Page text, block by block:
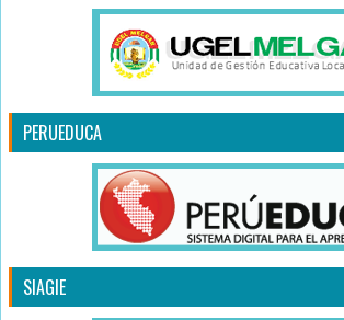
PERUEDUCA
SIAGIE